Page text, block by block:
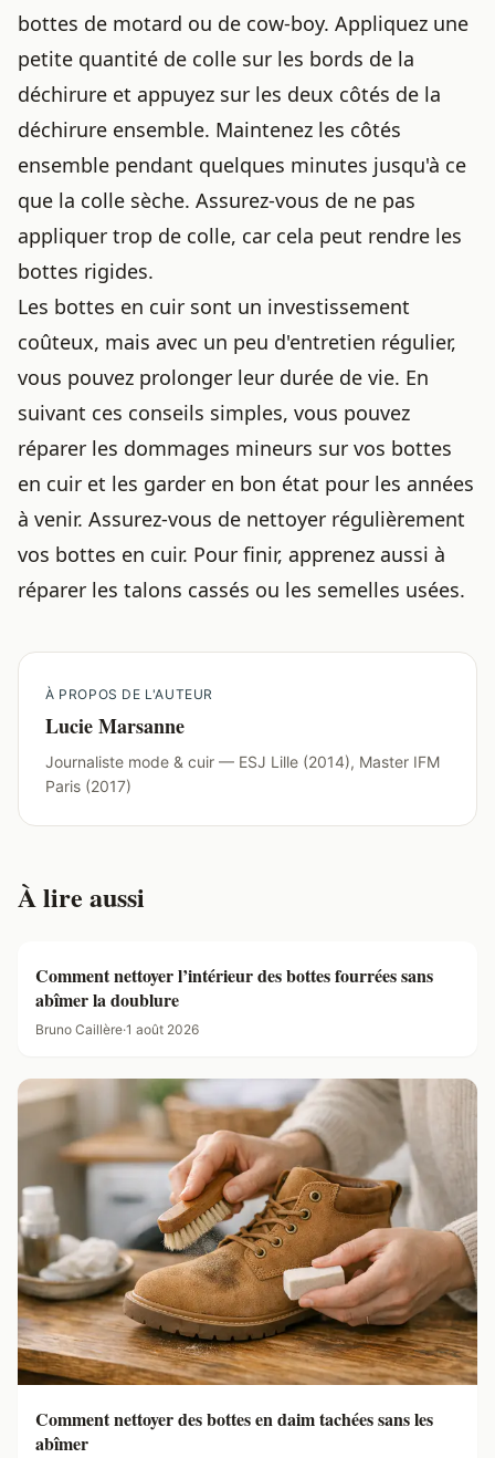
bottes de motard ou de cow-boy. Appliquez une
petite quantité de colle sur les bords de la
déchirure et appuyez sur les deux côtés de la
déchirure ensemble. Maintenez les côtés
ensemble pendant quelques minutes jusqu'à ce
que la colle sèche. Assurez-vous de ne pas
appliquer trop de colle, car cela peut rendre les
bottes rigides.
Les bottes en cuir sont un investissement
coûteux, mais avec un peu d'entretien régulier,
vous pouvez prolonger leur durée de vie. En
suivant ces conseils simples, vous pouvez
réparer les dommages mineurs sur vos bottes
en cuir et les garder en bon état pour les années
à venir. Assurez-vous de nettoyer régulièrement
vos bottes en cuir. Pour finir, apprenez aussi à
réparer les talons cassés ou les semelles usées.
À PROPOS DE L'AUTEUR
Lucie Marsanne
Journaliste mode & cuir — ESJ Lille (2014), Master IFM
Paris (2017)
À lire aussi
Comment nettoyer l’intérieur des bottes fourrées sans
abîmer la doublure
Bruno Caillère·1 août 2026
Comment nettoyer des bottes en daim tachées sans les
abîmer